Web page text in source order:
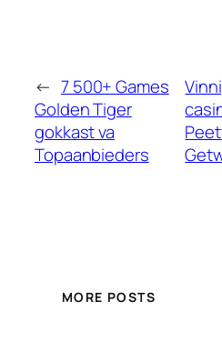
← 7 500+ Games
Golden Tiger
gokkast va
Topaanbieders
MORE POSTS